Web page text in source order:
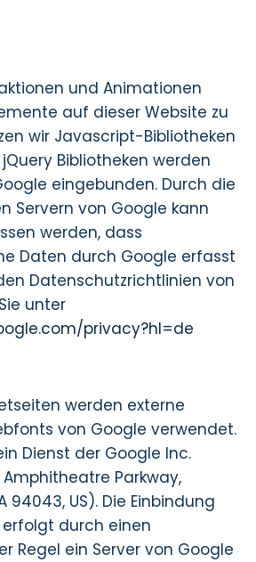
und Animationen
auf dieser Website zu
wir Javascript-Bibliotheken
Bibliotheken werden
eingebunden. Durch die
Servern von Google kann
werden, dass
Daten durch Google erfasst
Datenschutzrichtlinien von
unter
privacy?hl=de
werden externe
von Google verwendet.
Dienst der Google Inc.
Amphitheatre Parkway,
94043, US). Die Einbindung
erfolgt durch einen
Regel ein Server von Google